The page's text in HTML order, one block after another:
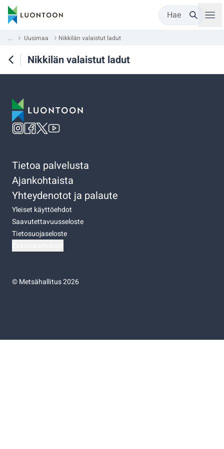
Hae
... Uusimaa Nikkilän valaistut ladut
Nikkilän valaistut ladut
Tietoa palvelusta
Ajankohtaista
Yhteydenotot ja palaute
Yleiset käyttöehdot
Saavutettavuusseloste
Tietosuojaseloste
©Metsähallitus 2026